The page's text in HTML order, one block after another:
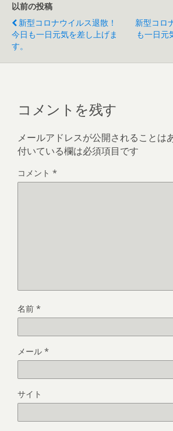
以前の投稿
新型コロナウイルス退散！
今日も一日元気を差し上げま
す。
新型コロ
も一日元
コメントを残す
メールアドレスが公開されることは
付いている欄は必須項目です
コメント *
名前 *
メール *
サイト